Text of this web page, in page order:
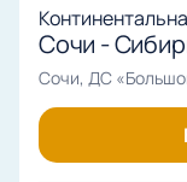
Сочи -
Сочи, ДС